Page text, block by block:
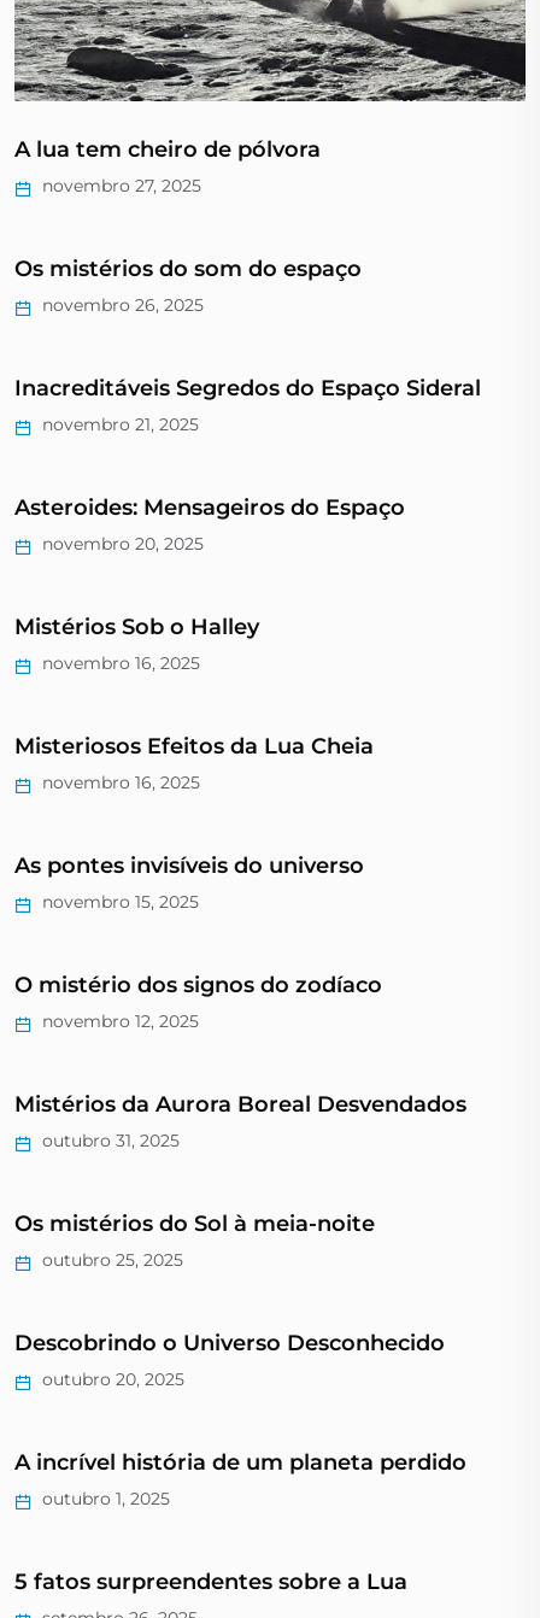
A lua tem cheiro de pólvora
novembro 27, 2025
Os mistérios do som do espaço
novembro 26, 2025
Inacreditáveis Segredos do Espaço Sideral
novembro 21, 2025
Asteroides: Mensageiros do Espaço
novembro 20, 2025
Mistérios Sob o Halley
novembro 16, 2025
Misteriosos Efeitos da Lua Cheia
novembro 16, 2025
As pontes invisíveis do universo
novembro 15, 2025
O mistério dos signos do zodíaco
novembro 12, 2025
Mistérios da Aurora Boreal Desvendados
outubro 31, 2025
Os mistérios do Sol à meia-noite
outubro 25, 2025
Descobrindo o Universo Desconhecido
outubro 20, 2025
A incrível história de um planeta perdido
outubro 1, 2025
5 fatos surpreendentes sobre a Lua